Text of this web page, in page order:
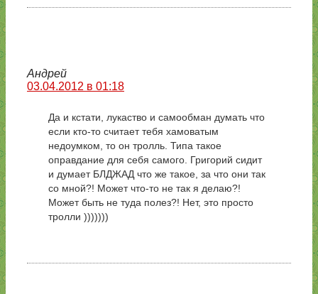
Андрей
03.04.2012 в 01:18
Да и кстати, лукаство и самообман думать что
если кто-то считает тебя хамоватым
недоумком, то он тролль. Типа такое
оправдание для себя самого. Григорий сидит
и думает БЛДЖАД что же такое, за что они так
со мной?! Может что-то не так я делаю?!
Может быть не туда полез?! Нет, это просто
тролли )))))))